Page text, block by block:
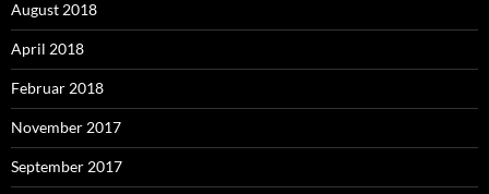
August 2018
April 2018
Februar 2018
November 2017
September 2017